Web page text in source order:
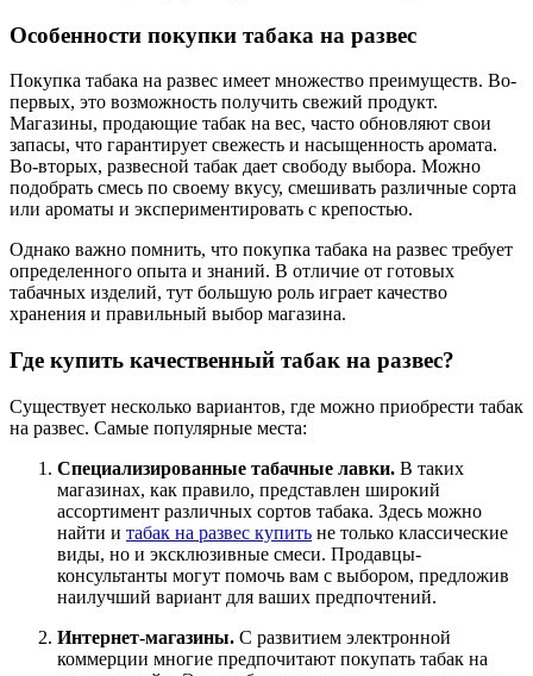
Особенности покупки табака на развес
Покупка табака на развес имеет множество преимуществ. Во-
первых, это возможность получить свежий продукт.
Магазины, продающие табак на вес, часто обновляют свои
запасы, что гарантирует свежесть и насыщенность аромата.
Во-вторых, развесной табак дает свободу выбора. Можно
подобрать смесь по своему вкусу, смешивать различные сорта
или ароматы и экспериментировать с крепостью.
Однако важно помнить, что покупка табака на развес требует
определенного опыта и знаний. В отличие от готовых
табачных изделий, тут большую роль играет качество
хранения и правильный выбор магазина.
Где купить качественный табак на развес?
Существует несколько вариантов, где можно приобрести табак
на развес. Самые популярные места:
Специализированные табачные лавки. В таких
магазинах, как правило, представлен широкий
ассортимент различных сортов табака. Здесь можно
найти и табак на развес купить не только классические
виды, но и эксклюзивные смеси. Продавцы-
консультанты могут помочь вам с выбором, предложив
наилучший вариант для ваших предпочтений.
Интернет-магазины. С развитием электронной
коммерции многие предпочитают покупать табак на